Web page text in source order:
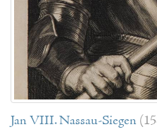
Jan VIII. Nassau-Siegen